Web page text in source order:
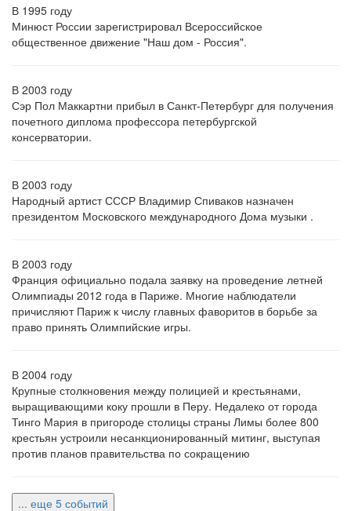
В 1995 году
Минюст России зарегистрировал Всероссийское
общественное движение "Наш дом - Россия".
В 2003 году
Сэр Пол Маккартни прибыл в Санкт-Петербург для получения
почетного диплома профессора петербургской
консерватории.
В 2003 году
Народный артист СССР Владимир Спиваков назначен
президентом Московского международного Дома музыки .
В 2003 году
Франция официально подала заявку на проведение летней
Олимпиады 2012 года в Париже. Многие наблюдатели
причисляют Париж к числу главных фаворитов в борьбе за
право принять Олимпийские игры.
В 2004 году
Крупные столкновения между полицией и крестьянами,
выращивающими коку прошли в Перу. Недалеко от города
Тинго Мария в пригороде столицы страны Лимы более 800
крестьян устроили несанкционированный митинг, выступая
против планов правительства по сокращению
... еще 5 событий